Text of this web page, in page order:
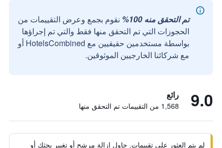
تم التحقق منه 100%
نقوم بجمع وعرض التقييمات من
الحجوزات التي تم التحقق منها فقط والتي تم إجراؤها
بواسطة مستخدمين حقيقيين مع HotelsCombined أو
مع شركائنا الخارجيين الموثوقين.
9.0 رائع
1,568 من التقييمات تم التحقق منها
لم يتم العثور على تقييمات. حاول إزالة مرشح أو تغيير بحثك أو